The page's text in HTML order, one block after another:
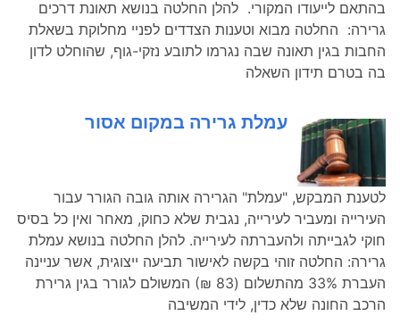
בהתאם לייעודו המקורי. להלן החלטה בנושא תאונת דרכים
גרירה: החלטה מבוא וטענות הצדדים לפניי מחלוקת בשאלת
החבות בגין תאונה שבה נגרמו לתובע נזקי-גוף, שהוחלט לדון
בה בטרם תידון השאלה
עמלת גרירה במקום אסור
לטענת המבקש, "עמלת" הגרירה אותה גובה הגורר עבור
העירייה ומעביר לעירייה, נגבית שלא כחוק, מאחר ואין כל בסיס
חוקי לגבייתה ולהעברתה לעירייה. להלן החלטה בנושא עמלת
גרירה: החלטה זוהי בקשה לאישור תביעה ייצוגית, אשר עניינה
העברת 33% מהתשלום (83 ₪) המשולם לגורר בגין גרירת
הרכב החונה שלא כדין, לידי המשיבה